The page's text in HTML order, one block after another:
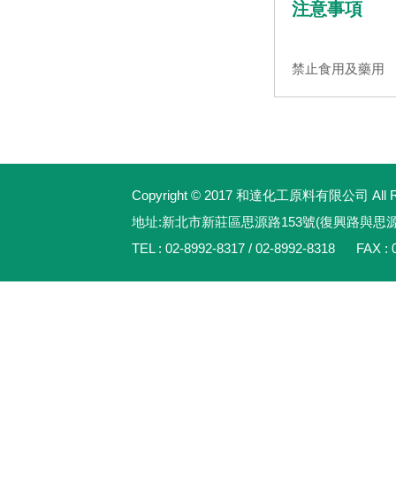
注意事項
禁止食用及藥用
Copyright © 2017 和達化工原料有限公司 All
地址:新北市新莊區思源路153號(復興路與思
TEL : 02-8992-8317 / 02-8992-8318 FAX :